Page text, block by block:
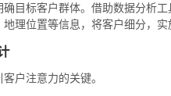
确目标客户群体。借助数据分析
理位置等信息，将客户细分，实
户注意力的关键。